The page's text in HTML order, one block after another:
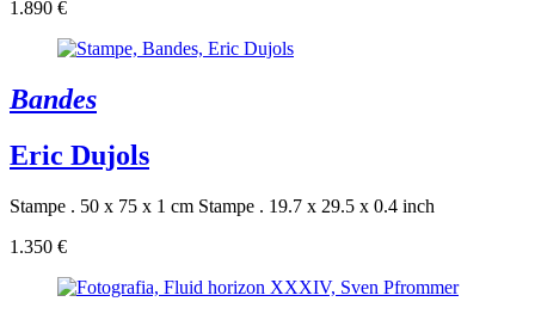
1.890 €
Bandes
Eric Dujols
Stampe . 50 x 75 x 1 cm Stampe . 19.7 x 29.5 x 0.4 inch
1.350 €